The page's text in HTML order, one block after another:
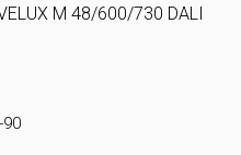
M 48/600/730 DALI
90